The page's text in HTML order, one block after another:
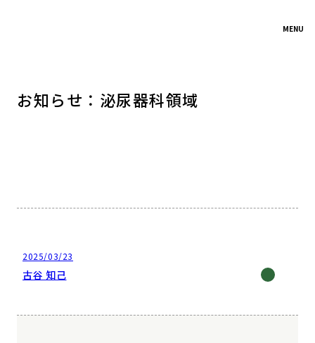
MENU
お知らせ：泌尿器科領域
2025/03/23
古谷 知己